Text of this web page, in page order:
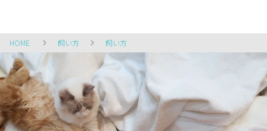
HOME 飼い方 飼い方